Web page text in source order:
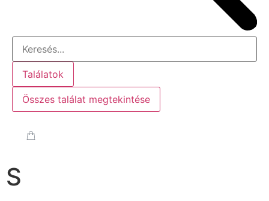
Találatok
Összes találat megtekintése
S